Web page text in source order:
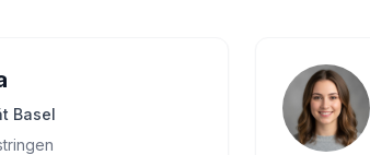
Basel